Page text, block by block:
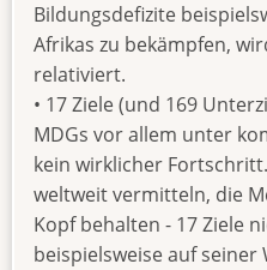
Bildungsdefizite
Afrikas zu bekämpfen,
relativiert.
• 17 Ziele (und 169
MDGs vor allem unter
kein wirklicher
weltweit vermitteln, die
Kopf behalten - 17 Ziele
beispielsweise auf seiner